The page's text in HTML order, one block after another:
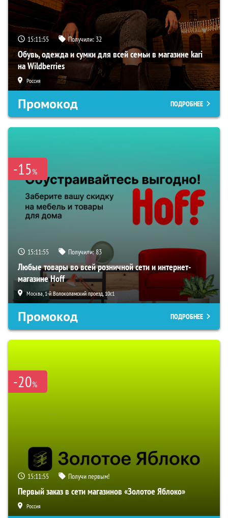
15:11:54 Получили: 32
Обувь, одежда и сумки для всей семьи в магазине kari
на Wildberries
Россия
Промокод ПОДРОБНЕЕ
-15%
15:11:54 Получили:83
Любые товары во всей розничной сети и интернет-
магазине Hoff
Москва, 1-й Волоколамский проезд, 10с1
Промокод ПОДРОБНЕЕ
-20%
15:11:54 Получи первым!
Первый заказ в сети магазинов «Золотое Яблоко»
Россия